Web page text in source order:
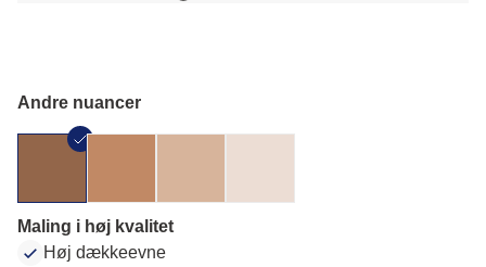
Andre nuancer
Maling i høj kvalitet
Høj dækkeevne